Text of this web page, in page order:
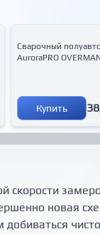
Сварочный
AuroraPRO
Купить
скорости
новая